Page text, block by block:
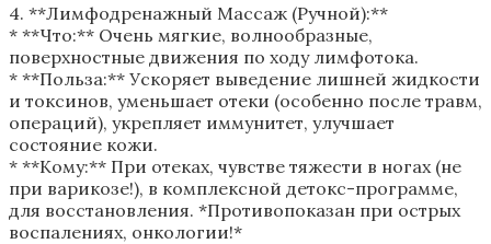
4. **Лимфодренажный Массаж (Ручной):**
* **Что:** Очень мягкие, волнообразные,
поверхностные движения по ходу лимфотока.
* **Польза:** Ускоряет выведение лишней жидкости
и токсинов, уменьшает отеки (особенно после травм,
операций), укрепляет иммунитет, улучшает
состояние кожи.
* **Кому:** При отеках, чувстве тяжести в ногах (не
при варикозе!), в комплексной детокс-программе,
для восстановления. *Противопоказан при острых
воспалениях, онкологии!*